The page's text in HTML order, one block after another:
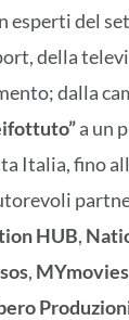
esperti del
della
dalla
a un
Italia, fino
HUB,
, MYmovies